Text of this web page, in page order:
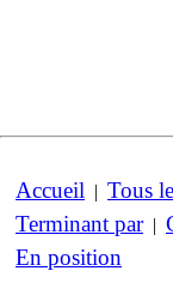
Accueil | Tous
Terminant par|
En position